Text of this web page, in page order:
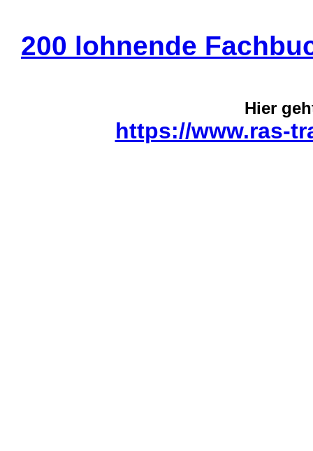
200 lohnende
Hier
https://www.ras-